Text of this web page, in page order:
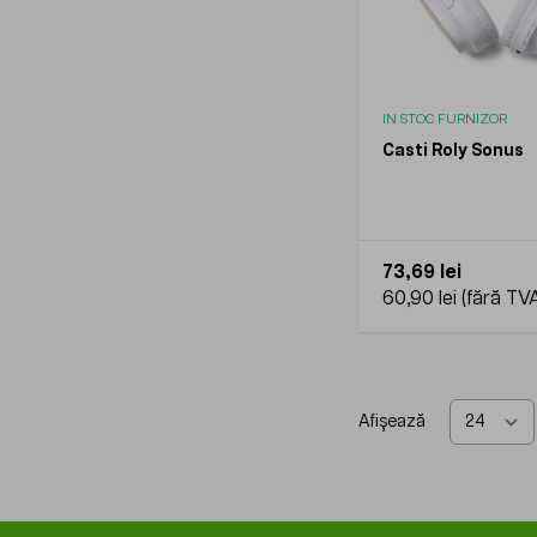
IN STOC FURNIZOR
Casti Roly Sonus
73,69 lei
60,90 lei
Afișează